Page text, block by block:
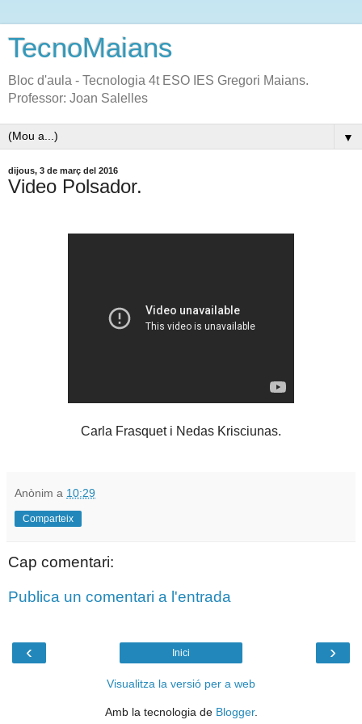
TecnoMaians
Bloc d'aula - Tecnologia 4t ESO IES Gregori Maians.
Professor: Joan Salelles
▼
dijous, 3 de març del 2016
Video Polsador.
Carla Frasquet i Nedas Krisciunas.
Anònim a 10:29
Comparteix
Cap comentari:
Publica un comentari a l'entrada
‹ ›
Inici
Visualitza la versió per a web
Amb la tecnologia de Blogger.